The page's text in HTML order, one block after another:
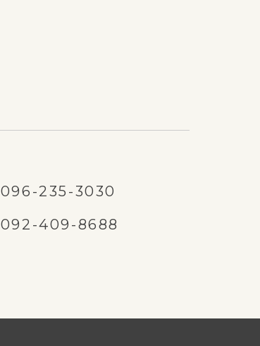
096-235-3030
092-409-8688